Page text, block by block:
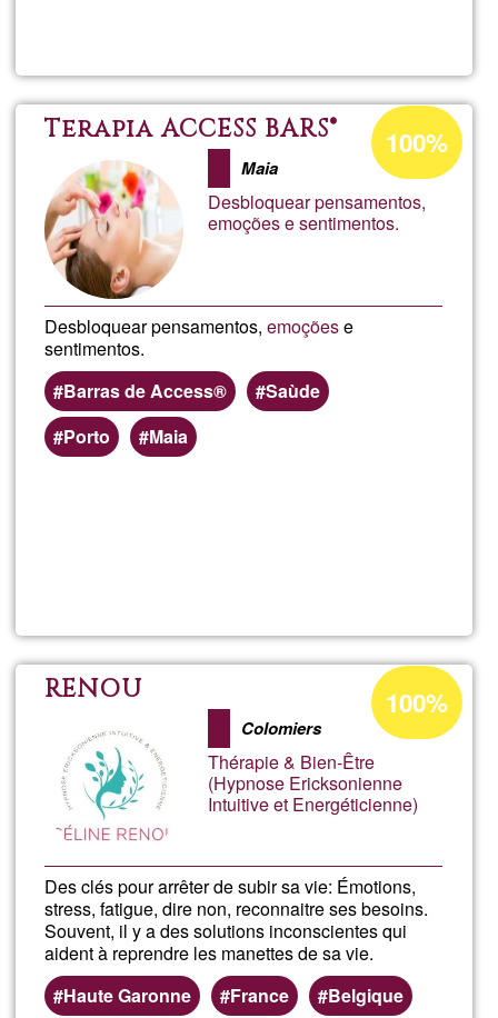
Terapia
ACCESS
BARS®
Terapia ACCESS BARS®
Maia
Desbloquear pensamentos,
emoções e sentimentos.
Desbloquear pensamentos,emoçõese
sentimentos.
Barras de Access®
Saùde
Porto
Maia
Pourcentage
d'acceptation
de
Ğ1
100%
Terapia
ACCESS
BARS®
RENOU
Colomiers
Thérapie & Bien-Être
(Hypnose Ericksonienne
Intuitive et Energéticienne)
Des clés pour arrêter de subir sa vie: Émotions,
stress, fatigue, dire non, reconnaitre ses besoins.
Souvent, il y a des solutions inconscientes qui
aident à reprendre les manettes de sa vie.
Haute Garonne
France
Belgique
Pourcentage
d'acceptation
de
Ğ1
100%